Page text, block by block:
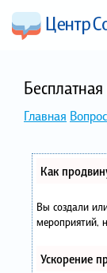
Главная
Как
Вы создали
мероприятий,
Ускорение